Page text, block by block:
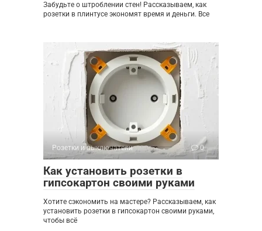
Забудьте о штроблении стен! Рассказываем, как
розетки в плинтусе экономят время и деньги. Все
Розетки и выключатели 0
Как установить розетки в
гипсокартон своими руками
Хотите сэкономить на мастере? Рассказываем, как
установить розетки в гипсокартон своими руками,
чтобы всё